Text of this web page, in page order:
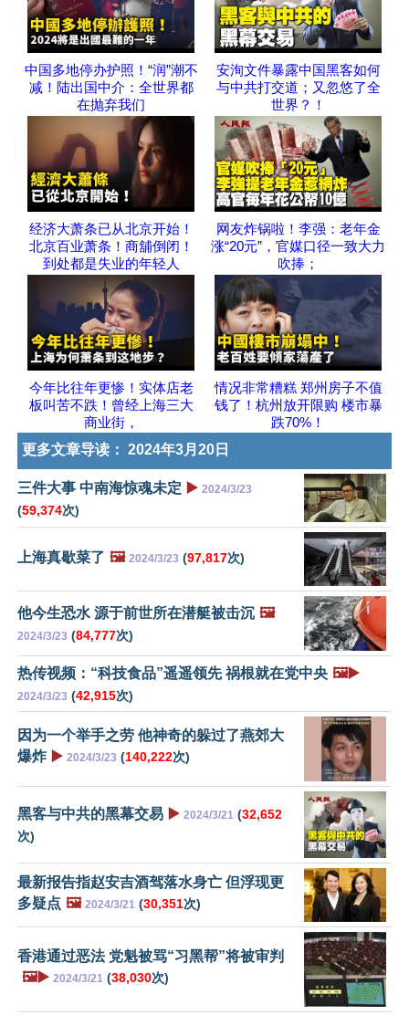
中国多地停办护照！“润”潮不
减！陆出国中介：全世界都
在抛弃我们
安洵文件暴露中国黑客如何
与中共打交道；又忽悠了全
世界？！
经济大萧条已从北京开始！
北京百业萧条！商舖倒闭！
到处都是失业的年轻人
网友炸锅啦！李强：老年金
涨“20元”，官媒口径一致大力
吹捧；
今年比往年更惨！实体店老
板叫苦不跌！曾经上海三大
商业街，
情况非常糟糕 郑州房子不值
钱了！杭州放开限购 楼市暴
跌70%！
更多文章导读： 2024年3月20日
三件大事 中南海惊魂未定 ▶️ 2024/3/23
(59,374次)
上海真歇菜了 🖼️ 2024/3/23 (97,817次)
他今生恐水 源于前世所在潜艇被击沉 🖼️
2024/3/23 (84,777次)
热传视频：“科技食品”遥遥领先 祸根就在党中央 🖼️▶️
2024/3/23 (42,915次)
因为一个举手之劳 他神奇的躲过了燕郊大
爆炸 ▶️ 2024/3/23 (140,222次)
黑客与中共的黑幕交易 ▶️ 2024/3/21 (32,652
次)
最新报告指赵安吉酒驾落水身亡 但浮现更
多疑点 🖼️ 2024/3/21 (30,351次)
香港通过恶法 党魁被骂“习黑帮”将被审判
🖼️▶️ 2024/3/21 (38,030次)